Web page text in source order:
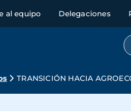
al equipo Delegaciones
TRANSICIÓN HACIA